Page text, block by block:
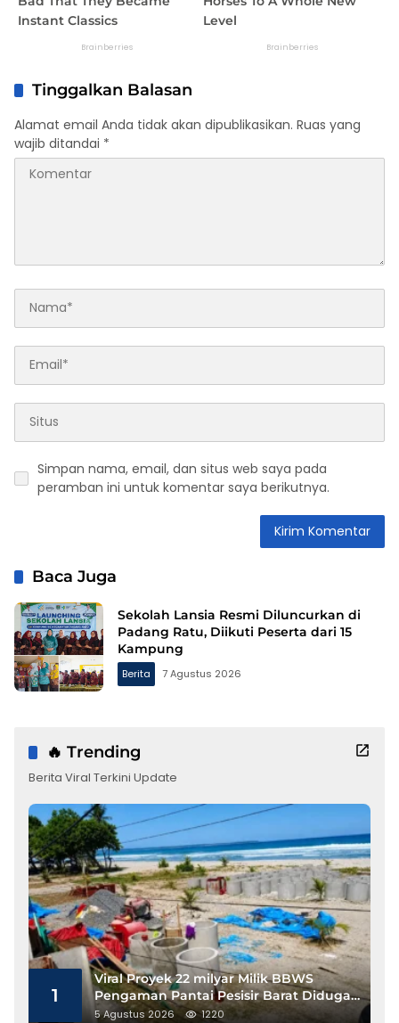
Tinggalkan Balasan
Alamat email Anda tidak akan dipublikasikan. Ruas yang
wajib ditandai *
Simpan nama, email, dan situs web saya pada
peramban ini untuk komentar saya berikutnya.
Baca Juga
Sekolah Lansia Resmi Diluncurkan di
Padang Ratu, Diikuti Peserta dari 15
Kampung
Berita 7 Agustus 2026
🔥 Trending
Berita Viral Terkini Update
1
Viral Proyek 22 milyar Milik BBWS
Pengaman Pantai Pesisir Barat Diduga
Gunakan Besi Banci
5 Agustus 2026 1220